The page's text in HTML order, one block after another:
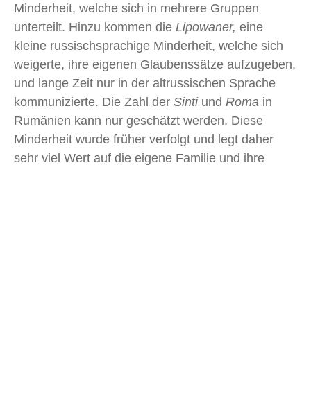
Minderheit, welche sich in mehrere Gruppen
unterteilt. Hinzu kommen die Lipowaner, eine
kleine russischsprachige Minderheit, welche sich
weigerte, ihre eigenen Glaubenssätze aufzugeben,
und lange Zeit nur in der altrussischen Sprache
kommunizierte. Die Zahl der Sintiund Roma in
Rumänien kann nur geschätzt werden. Diese
Minderheit wurde früher verfolgt und legt daher
sehr viel Wert auf die eigene Familie und ihre